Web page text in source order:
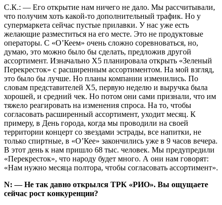
С.К.: — Его открытие нам ничего не дало. Мы рассчитывали,
что получим хоть какой-то дополнительный трафик. Но у
супермаркета сейчас пустые прилавки. У нас уже есть
желающие разместиться на его месте. Это не продуктовые
операторы. С «О’Кеем» очень сложно соревноваться, но,
думаю, это можно было бы сделать, предложив другой
ассортимент. Изначально X5 планировала открыть «Зеленый
Перекресток» с расширенным ассортиментом. На мой взгляд,
это было бы лучше. Но планы компании изменились. По
словам представителей X5, первую неделю и выручка была
хорошей, и средний чек. Но потом они сами признали, что им
тяжело реагировать на изменения спроса. На то, чтобы
согласовать расширенный ассортимент, уходит месяц. К
примеру, в День города, когда мы проводили на своей
территории концерт со звездами эстрады, все напитки, не
только спиртные, в «О’Кее» закончились уже в 9 часов вечера.
В этот день к нам пришло 68 тыс. человек. Мы предупредили
«Перекресток», что народу будет много. А они нам говорят:
«Нам нужно месяца полтора, чтобы согласовать ассортимент».
N: — Не так давно открылся ТРК «РИО». Вы ощущаете
сейчас рост конкуренции?